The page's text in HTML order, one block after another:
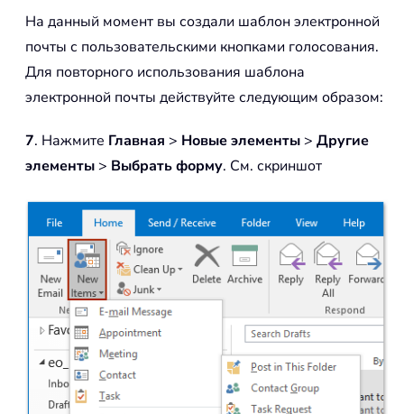
На данный момент вы создали шаблон электронной
почты с пользовательскими кнопками голосования.
Для повторного использования шаблона
электронной почты действуйте следующим образом:
7. Нажмите Главная > Новые элементы > Другие
элементы > Выбрать форму. См. скриншот